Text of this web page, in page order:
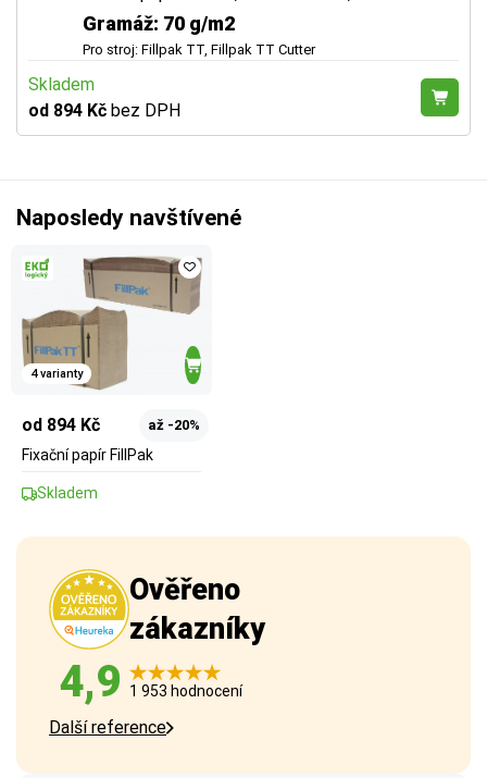
Gramáž: 70 g/m2
Pro stroj: Fillpak TT, Fillpak TT Cutter
Skladem
od 894 Kč bez DPH
Naposledy navštívené
4 varianty
od 894 Kč až -20%
Fixační papír FillPak
Skladem
Ověřeno
zákazníky
4,9 1 953 hodnocení
Další reference